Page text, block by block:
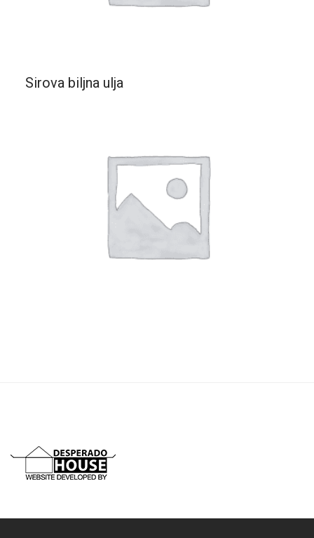
Sirova biljna ulja